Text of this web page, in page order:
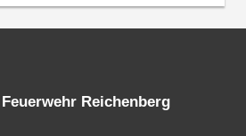
Reichenberg